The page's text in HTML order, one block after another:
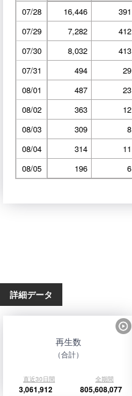
07/28
16,446 391
07/29
7,282 412
07/30
8,032 413
07/31
494 29
08/01
487 23
08/02
363 12
08/03
309 8
08/04
314 11
08/05
196 6
詳細データ
再生数
（合計）
直近30日間 全期間
3,061,912 805,608,077